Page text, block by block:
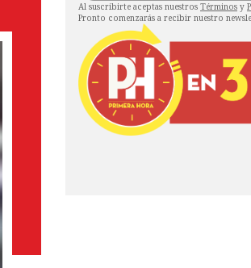
Al suscribirte aceptas nuestros Términos y
Pronto comenzarás a recibir nuestro